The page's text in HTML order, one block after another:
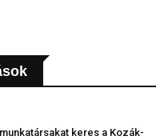
keres a Kozák-